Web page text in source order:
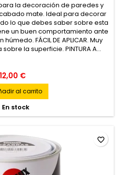
la decoración de paredes y
mate. Ideal para decorar
lo que debes saber sobre esta
un buen comportamiento ante
FÁCIL DE APLICAR. Muy
la superficie. PINTURA A...
12,00 €
al carrito
En stock
favorite_border